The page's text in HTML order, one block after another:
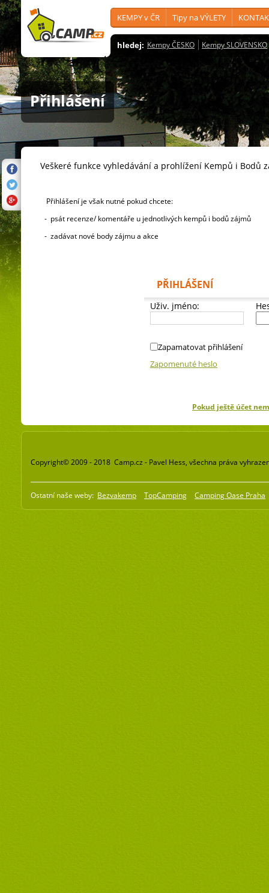
KEMPY v ČR Tipy na VÝLETY
hledej: Kempy ČESKO Kempy SLOVENSKO
Přihlášení
Veškeré funkce vyhledávání a prohlížení Kempů i
Přihlášení je však nutné pokud chcete:
- psát recenze/ komentáře u jednotlivých kempů i bodů zájmů
- zadávat nové body zájmu a akce
PŘIHLÁŠENÍ
Uživ. jméno:
Zapamatovat přihlášení
Zapomenuté heslo
Pokud ještě účet
Copyright© 2009 - 2018 Camp.cz - Pavel Hess, všechna práva
Ostatní naše weby: Bezvakemp TopCamping Camping Oase Praha